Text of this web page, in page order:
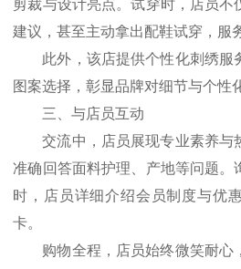
剪裁与设计亮点。试穿时，店员不
建议，甚至主动拿出配鞋试穿，服
此外，该店提供个性化刺绣服
图案选择，彰显品牌对细节与个性
三、与店员互动
交流中，店员展现专业素养与
准确回答面料护理、产地等问题。
时，店员详细介绍会员制度与优
卡。
购物全程，店员始终微笑耐心